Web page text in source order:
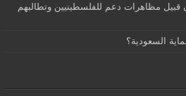
قبيل مظاهرات دعم للفلسطينيين وتطالبهم
السعودية؟